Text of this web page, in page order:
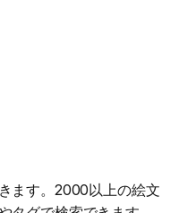
ます。2000以上の絵文